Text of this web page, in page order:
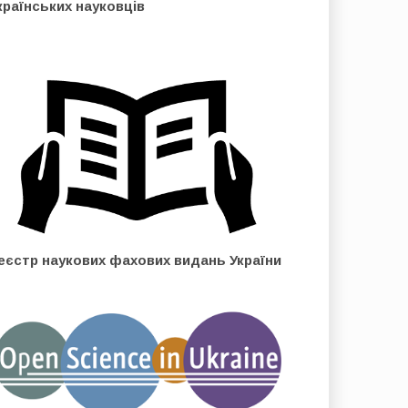
науковців
наукових фахових видань України